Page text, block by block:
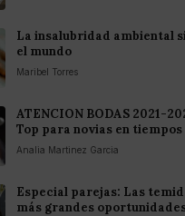
La insalubridad ambiental
el mundo
Maribel Torres
ATENCION BODAS 2021-
Top para novias en tiempos
Analia Martinez Garcia
Especial parejas: Las
más grandes